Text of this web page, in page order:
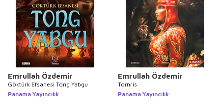
Emrullah Özdemir
Göktürk Efsanesi Tong Yabgu
Panama Yayıncılık
Emrullah Özdemir
Tomris
Panama Yayıncılık